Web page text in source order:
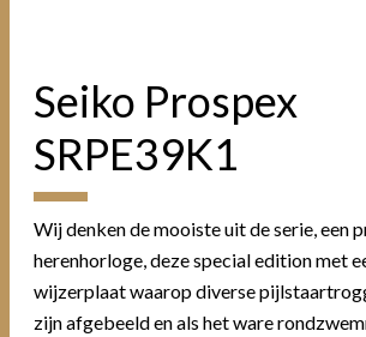
Seiko Prospex
SRPE39K1
Wij denken de mooiste uit de serie, een
herenhorloge, deze special edition met
wijzerplaat waarop diverse
zijn afgebeeld en als het ware